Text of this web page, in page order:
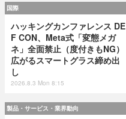
国際
ハッキングカンファレンス DE
F CON、Meta式「変態メガ
ネ」全面禁止（度付きもNG）
広がるスマートグラス締め出
し
2026.8.3 Mon 8:15
製品・サービス・業界動向